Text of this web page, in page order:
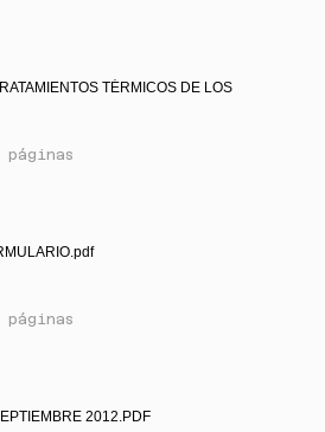
TÉRMICOS DE LOS
páginas
páginas
2012.PDF